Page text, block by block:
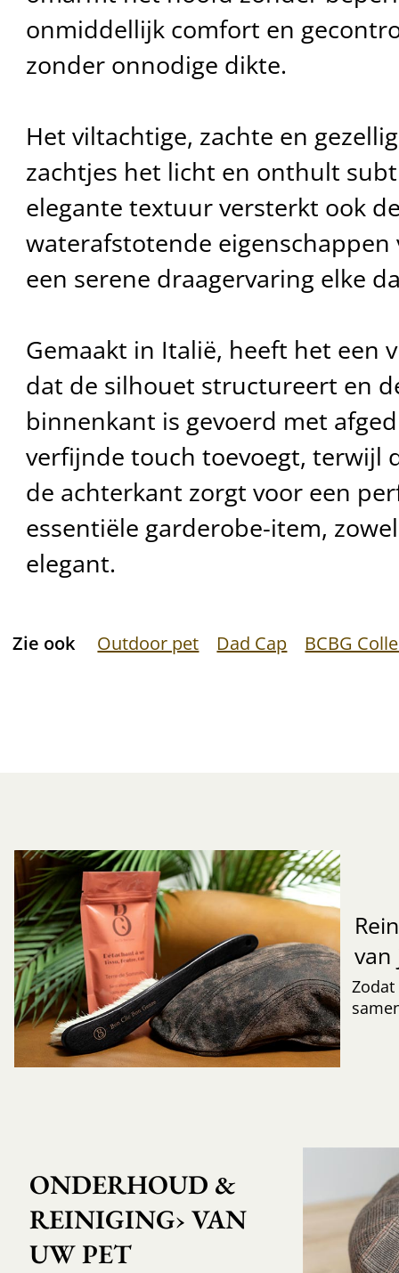
onmiddellijk comfort en
zonder onnodige dikte.
Het viltachtige, zachte en
zachtjes het licht en onthult
elegante textuur versterkt ook
waterafstotende eigenschappen
een serene draagervaring elke
Gemaakt in Italië, heeft het een
dat de silhouet structureert en
binnenkant is gevoerd met
verfijnde touch toevoegt, terwijl
de achterkant zorgt voor een
essentiële garderobe-item,
elegant.
Zie ook Outdoor pet Dad Cap BCBG
van
ONDERHOUD &
REINIGING› VAN
UW PET